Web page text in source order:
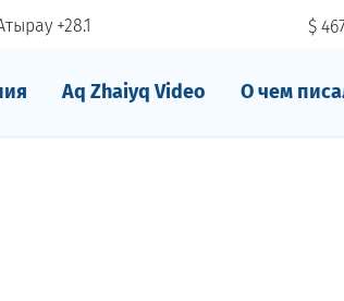
+28.1 $
Aq Zhaiyq Video О чем